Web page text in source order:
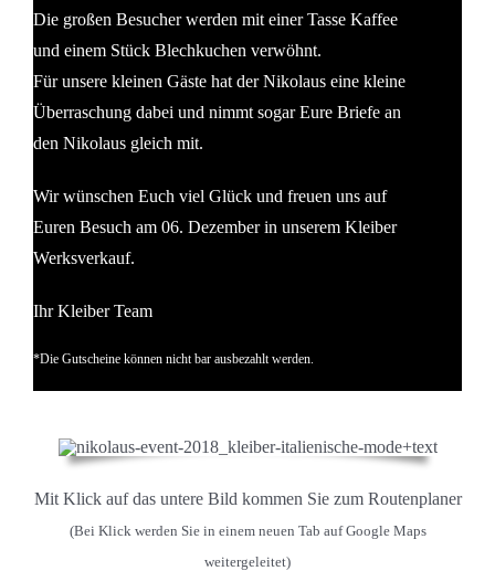
Die großen Besucher werden mit einer Tasse Kaffee
und einem Stück Blechkuchen verwöhnt.
Für unsere kleinen Gäste hat der Nikolaus eine kleine
Überraschung dabei und nimmt sogar Eure Briefe an
den Nikolaus gleich mit.
Wir wünschen Euch viel Glück und freuen uns auf
Euren Besuch am 06. Dezember in unserem Kleiber
Werksverkauf.
Ihr Kleiber Team
*Die Gutscheine können nicht bar ausbezahlt werden.
Mit Klick auf das untere Bild kommen Sie zum Routenplaner
(Bei Klick werden Sie in einem neuen Tab auf Google Maps
weitergeleitet)